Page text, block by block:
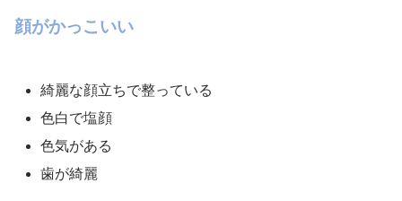
顔がかっこいい
綺麗な顔立ちで整っている
色白で塩顔
色気がある
歯が綺麗